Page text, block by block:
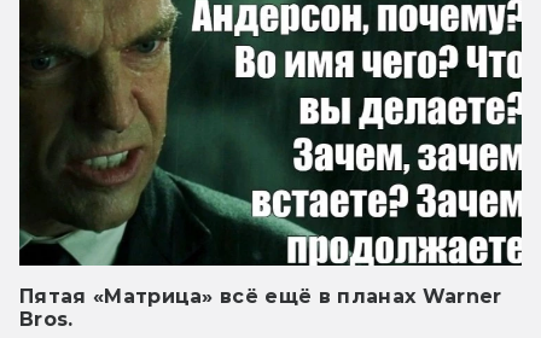
Пятая «Матрица» всё ещё в планах Warner
Bros.